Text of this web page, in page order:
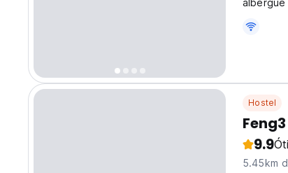
albergue
Hostel
9.9
5.45km